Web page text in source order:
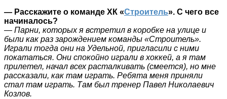
— Расскажите о команде ХК «Строитель». С чего все
начиналось?
— Парни, которых я встретил в коробке на улице и
были как раз зарождением команды «Строитель».
Играли тогда они на Удельной, пригласили с ними
покататься. Они спокойно играли в хоккей, а я там
прилетел, начал всех расталкивать (смеется), но мне
рассказали, как там играть. Ребята меня приняли
стал там играть. Там был тренер Павел Николаевич
Козлов.